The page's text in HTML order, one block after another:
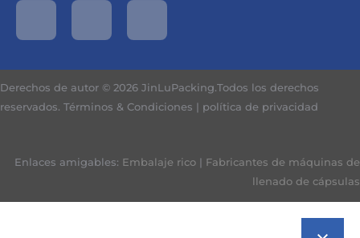
Derechos de autor © 2026 JinLuPacking.Todos los derechos
reservados. Términos & Condiciones | política de privacidad
Enlaces amigables: Embalaje rico | Fabricantes de máquinas de
llenado de cápsulas